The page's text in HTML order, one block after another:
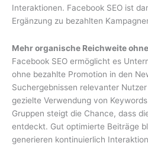
Interaktionen. Facebook SEO ist
Ergänzung zu bezahlten
Mehr organische Reichweite
Facebook SEO ermöglicht es
ohne bezahlte Promotion in den
Suchergebnissen relevanter
gezielte Verwendung von
Gruppen steigt die Chance, dass
entdeckt. Gut optimierte Beiträge
generieren kontinuierlich